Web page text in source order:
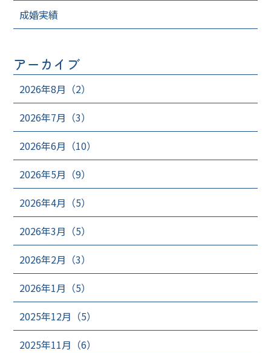
成婚実績
アーカイブ
2026年8月（2）
2026年7月（3）
2026年6月（10）
2026年5月（9）
2026年4月（5）
2026年3月（5）
2026年2月（3）
2026年1月（5）
2025年12月（5）
2025年11月（6）